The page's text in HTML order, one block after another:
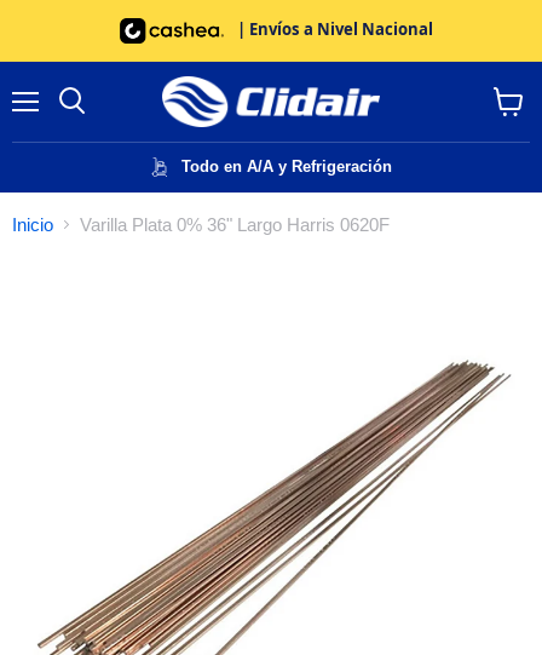
| Envíos a Nivel Nacional
Todo en A/A y Refrigeración
carrito
Inicio Varilla Plata 0% 36" Largo Harris 0620F